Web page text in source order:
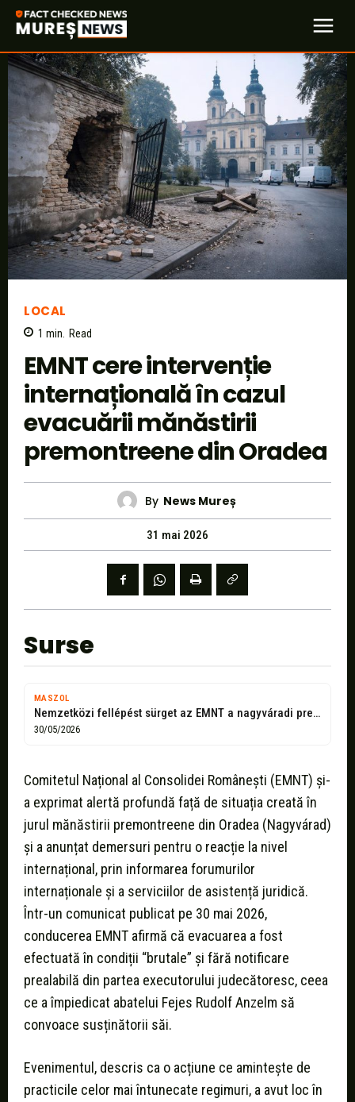
LOCAL
1 min. Read
EMNT cere intervenție
internațională în cazul
evacuării mănăstirii
premontreene din Oradea
By News Mureș
31 mai 2026
Surse
MASZOL
Nemzetközi fellépést sürget az EMNT a nagyváradi premontrei rendház ügyében
30/05/2026
Comitetul Național al Consolidei Românești (EMNT) și-
a exprimat alertă profundă față de situația creată în
jurul mănăstirii premontreene din Oradea (Nagyvárad)
și a anunțat demersuri pentru o reacție la nivel
internațional, prin informarea forumurilor
internaționale și a serviciilor de asistență juridică.
Într-un comunicat publicat pe 30 mai 2026,
conducerea EMNT afirmă că evacuarea a fost
efectuată în condiții “brutale” și fără notificare
prealabilă din partea executorului judecătoresc, ceea
ce a împiedicat abatelui Fejes Rudolf Anzelm să
convoace susținătorii săi.
Evenimentul, descris ca o acțiune ce amintește de
practicile celor mai întunecate regimuri, a avut loc în